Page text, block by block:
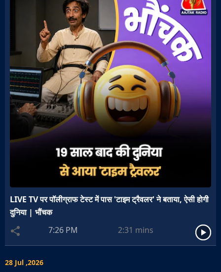
LIVE TV पर पॉलीग्राफ टेस्ट में पास 'टाइम ट्रैवलर' ने बताया, ऐसी होगी
दुनिया | भौंचक
7:26 PM
2:31 mins
28 Jul ,2026